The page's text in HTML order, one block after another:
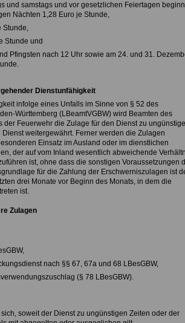
und samstags und vor gesetzlichen Feiertagen
Nächten 1,28 Euro je Stunde,
Stunde,
Stunde und
Pfingsten nach 12 Uhr sowie am 24. und 31.
Dienstunfähigkeit
infolge eines Unfalls im Sinne von § 52 des
Württemberg (LBeamtVGBW) wird Beamten des
Feuerwehr die Zulage für den Dienst zu
weitergewährt. Ferner werden die Zulagen
Einsatz im Ausland oder im dienstlichen
der auf vom Inland wesentlich abweichende
ist, ohne dass die sonstigen Voraussetzungen
für die Zahlung der Erschwerniszulagen ist
drei Monate vor Beginn des Monats, in dem die
ist.
Zulagen
nach §§ 67, 67a und 68 LBesGBW,
(§ 78 LBesGBW).
soweit der Dienst zu ungünstigen Zeiten oder der